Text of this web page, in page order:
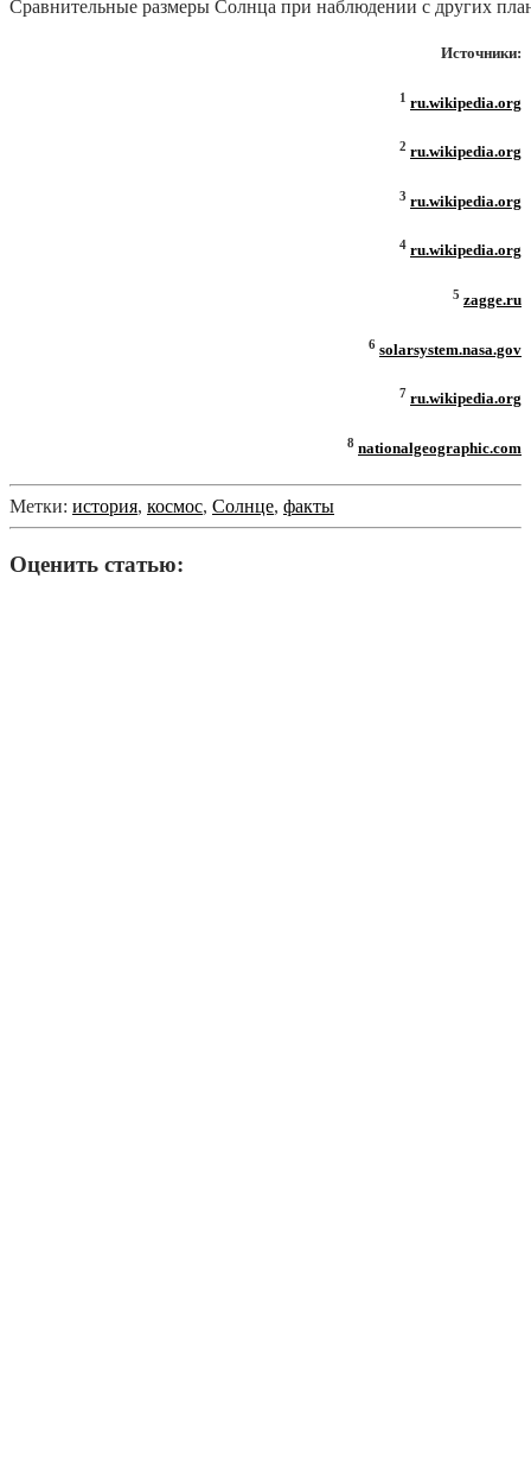
Сравнительные размеры Солнца при наблюдении с других
Источники:
1 ru.wikipedia.org
2 ru.wikipedia.org
3 ru.wikipedia.org
4 ru.wikipedia.org
5 zagge.ru
6 solarsystem.nasa.gov
7 ru.wikipedia.org
8 nationalgeographic.com
Метки: история, космос, Солнце, факты
Оценить статью: